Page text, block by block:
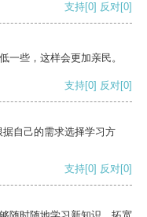
支持[0] 反对[0]
一些，这样会更加亲民。
支持[0] 反对[0]
自己的需求选择学习方
支持[0] 反对[0]